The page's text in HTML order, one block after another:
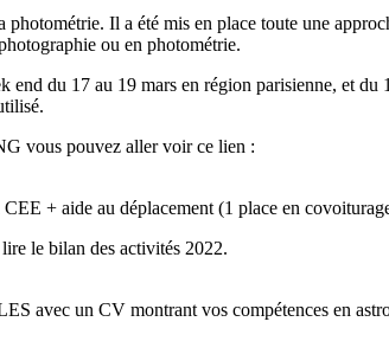
Il a été mis en place toute une
ou en photométrie.
du 17 au 19 mars en région parisienne, et
vous pouvez aller voir ce lien :
+ aide au déplacement (1 place en
le bilan des activités 2022.
avec un CV montrant vos compétences en